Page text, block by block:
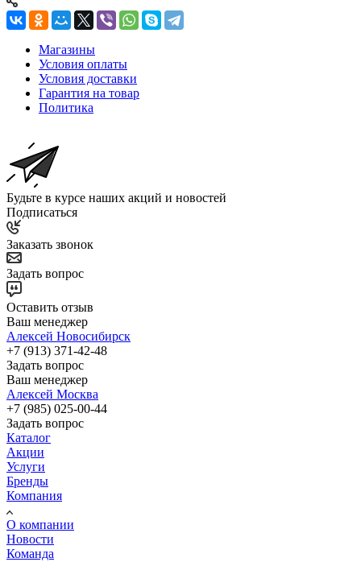
Магазины
Условия оплаты
Условия доставки
Гарантия на товар
Политика
Будьте в курсе наших акций и новостей
Подписаться
Заказать звонок
Задать вопрос
Оставить отзыв
Ваш менеджер
Алексей Новосибирск
+7 (913) 371-42-48
Задать вопрос
Ваш менеджер
Алексей Москва
+7 (985) 025-00-44
Задать вопрос
Каталог
Акции
Услуги
Бренды
Компания
О компании
Новости
Команда